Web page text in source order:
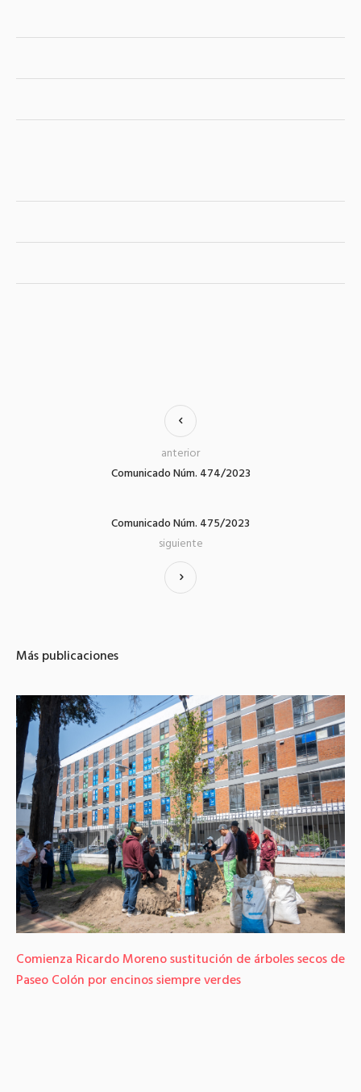
Comunicado Núm. 474/2023
anterior
Comunicado Núm. 475/2023
siguiente
Más publicaciones
Comienza Ricardo Moreno sustitución de árboles secos de
Paseo Colón por encinos siempre verdes